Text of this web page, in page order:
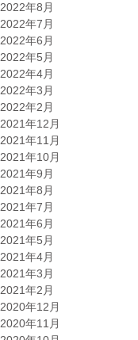
2022年8月
2022年7月
2022年6月
2022年5月
2022年4月
2022年3月
2022年2月
2021年12月
2021年11月
2021年10月
2021年9月
2021年8月
2021年7月
2021年6月
2021年5月
2021年4月
2021年3月
2021年2月
2020年12月
2020年11月